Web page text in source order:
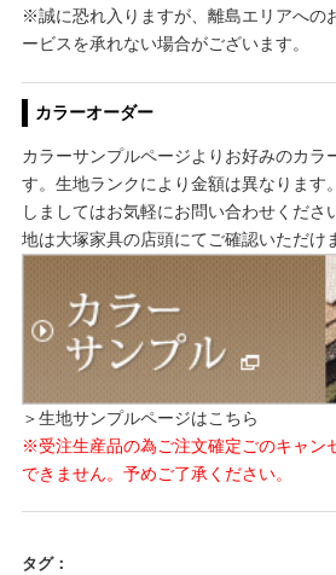
※誠に恐れ入りますが、離島エリアへの
ービスを承れない場合がございます。
カラーオーダー
カラーサンプルページよりお好みのカラ
す。生地ランクにより金額は異なります
しましてはお気軽にお問い合わせくださ
地は大塚家具の店頭にてご確認いただけ
＞生地サンプルページはこちら
※受注生産品の為ご注文確定ごのキャン
できません。予めご了承ください。
タグ：